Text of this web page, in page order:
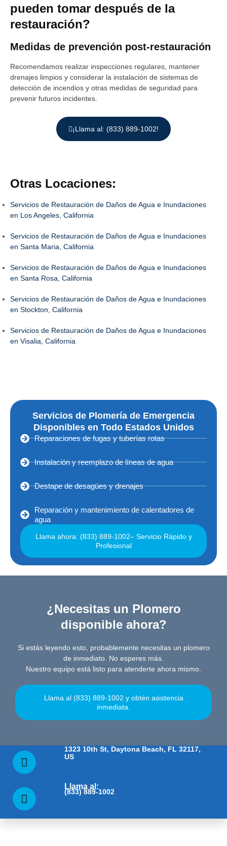
pueden tomar después de la
restauración?
Medidas de prevención post-restauración
Recomendamos realizar inspecciones regulares, mantener
drenajes limpios y considerar la instalación de sistemas de
detección de incendios y otras medidas de seguridad para
prevenir futuros incidentes.
¡Llama al: (833) 889-1002!
Otras Locaciones:
Servicios de Restauración de Daños de Agua e Inundaciones
en Los Angeles, California
Servicios de Restauración de Daños de Agua e Inundaciones
en Santa Maria, California
Servicios de Restauración de Daños de Agua e Inundaciones
en Santa Rosa, California
Servicios de Restauración de Daños de Agua e Inundaciones
en Stockton, California
Servicios de Restauración de Daños de Agua e Inundaciones
en Visalia, California
Servicios de Plomería de Emergencia
Disponibles en Todo Estados Unidos
Reparaciones de fugas y tuberías rotas
Instalación y reemplazo de líneas de agua
Destape de desagües y drenajes
Reparación y mantenimiento de calentadores de
agua
Llama ahora: (833) 889-1002– Servicio Rápido y
Profesional
¿Necesitas un Plomero
disponible ahora?
Si estás leyendo esto, probablemente necesitas un plomero
de inmediato. No esperes más.
Nuestro equipo está listo para atenderte ahora mismo.
Llama al (833) 889-1002 y obtén asistencia
inmediata.
1323 10th St, Daytona Beach, FL 32117,
US
Llama al:
(833) 889-1002